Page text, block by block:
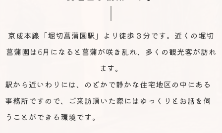
京成本線「堀切菖蒲園駅」より徒歩３分です。近くの堀切
菖蒲園は6月になると菖蒲が咲き乱れ、多くの観光客が訪れ
ます。
駅から近いわりには、のどかで静かな住宅地区の中にある
事務所ですので、ご来訪頂いた際にはゆっくりとお話を伺
うことができる環境です。